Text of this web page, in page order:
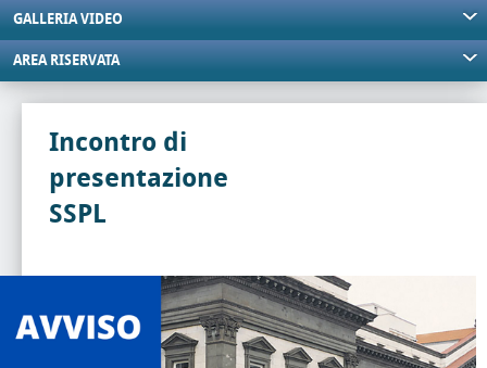
GALLERIA VIDEO
AREA RISERVATA
Incontro di
presentazione
SSPL